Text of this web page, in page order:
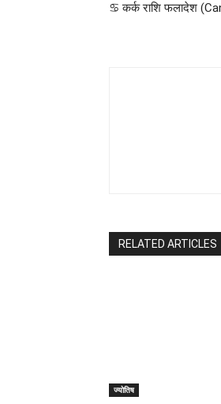
♋ कर्क राशि फलादेश
RELATED ARTICLES
ज्योतिष